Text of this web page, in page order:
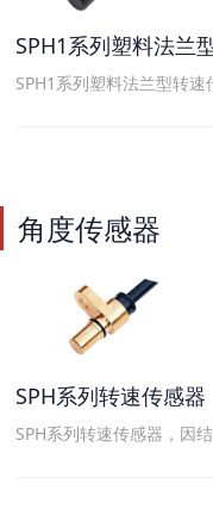
SPH1系列塑料法兰
SPH1系列塑料法兰型转
角度传感器
SPH系列转速传感器
SPH系列转速传感器，因